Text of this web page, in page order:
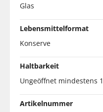
Glas
Lebensmittelformat
Konserve
Haltbarkeit
Ungeöffnet mindestens
Artikelnummer